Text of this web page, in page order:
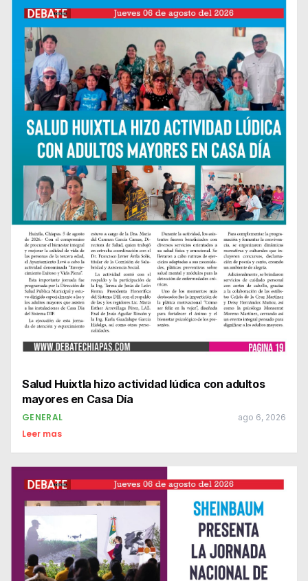
Salud Huixtla hizo actividad lúdica con adultos
mayores en Casa Día
GENERAL ago 6, 2026
Leer mas